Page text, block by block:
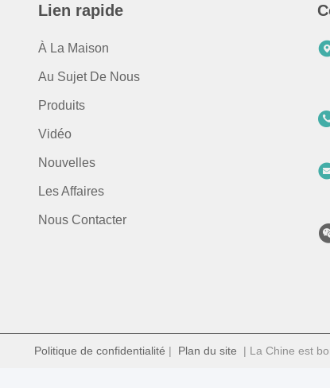
Lien rapide
À La Maison
Au Sujet De Nous
Produits
Vidéo
Nouvelles
Les Affaires
Nous Contacter
Politique de confidentialité | Plan du site | La Chine est